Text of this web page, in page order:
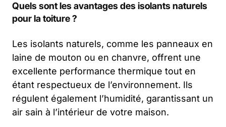
Quels sont les avantages des isolants naturels
pour la toiture ?
Les isolants naturels, comme les panneaux en
laine de mouton ou en chanvre, offrent une
excellente performance thermique tout en
étant respectueux de l’environnement. Ils
régulent également l’humidité, garantissant un
air sain à l’intérieur de votre maison.